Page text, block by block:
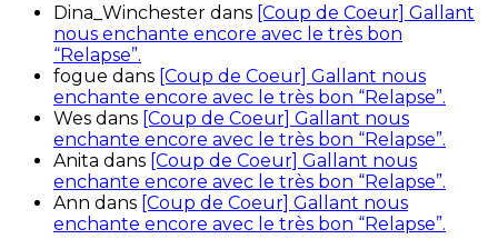
Dina_Winchester dans [Coup de Coeur] Gallant
nous enchante encore avec le très bon
“Relapse”.
fogue dans [Coup de Coeur] Gallant nous
enchante encore avec le très bon “Relapse”.
Wes dans [Coup de Coeur] Gallant nous
enchante encore avec le très bon “Relapse”.
Anita dans [Coup de Coeur] Gallant nous
enchante encore avec le très bon “Relapse”.
Ann dans [Coup de Coeur] Gallant nous
enchante encore avec le très bon “Relapse”.